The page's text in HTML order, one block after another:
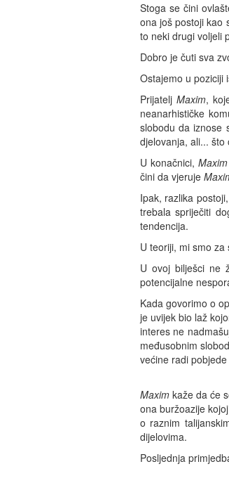
Stoga se čini
ona još postoji kao
to neki drugi voljeli
Dobro je čuti sva
Ostajemo u poziciji
Prijatelj Maxim,
neanarhističke
slobodu da iznose
djelovanja, ali... što
U konačnici, Maxim
čini da vjeruje
Ipak, razlika
trebala spriječiti
tendencija.
U teoriji, mi smo
U ovoj bilješci ne
potencijalne
Kada govorimo o
je uvijek bio laž
interes ne
međusobnim
većine radi
Maximkaže da će
ona buržoazije
o raznim
dijelovima.
Posljednja